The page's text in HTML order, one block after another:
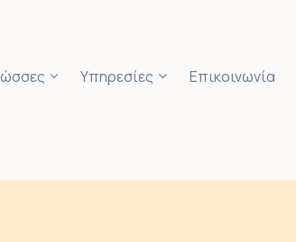
Υπηρεσίες Επικοινωνία